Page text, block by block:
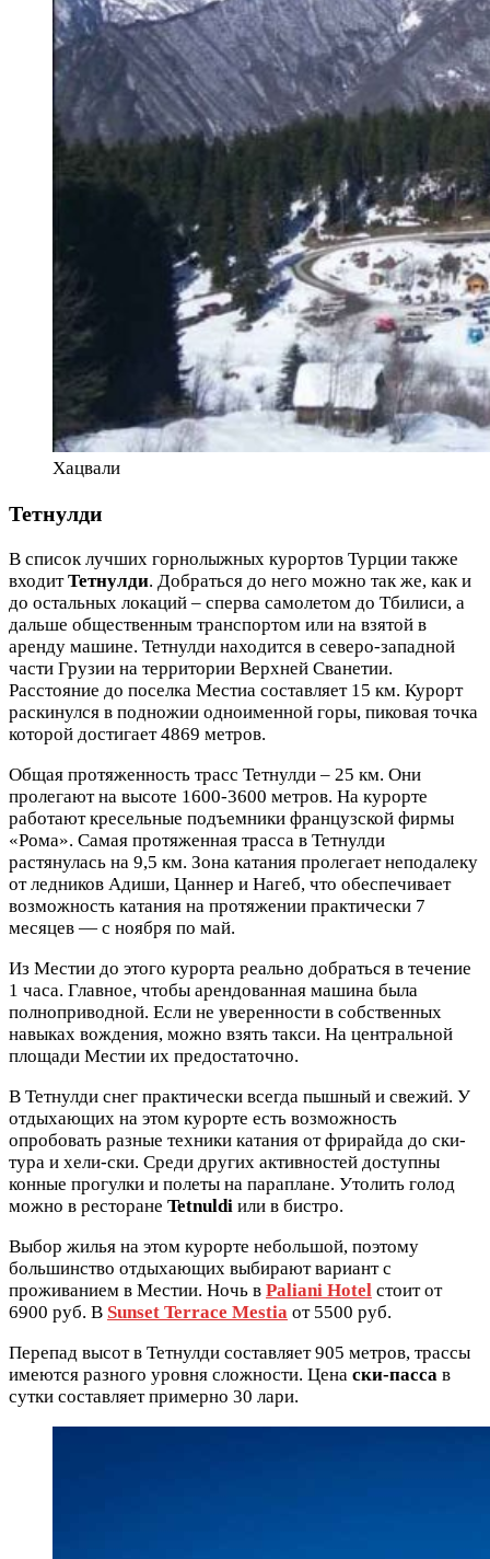
Хацвали
Тетнулди
В список лучших горнолыжных курортов Турции также
входитТетнулди. Добраться до него можно так же, как и
до остальных локаций – сперва самолетом до Тбилиси, а
дальше общественным транспортом или на взятой в
аренду машине. Тетнулди находится в северо-западной
части Грузии на территории Верхней Сванетии.
Расстояние до поселка Местиа составляет 15 км. Курорт
раскинулся в подножии одноименной горы, пиковая точка
которой достигает 4869 метров.
Общая протяженность трасс Тетнулди – 25 км. Они
пролегают на высоте 1600-3600 метров. На курорте
работают кресельные подъемники французской фирмы
«Рома». Самая протяженная трасса в Тетнулди
растянулась на 9,5 км. Зона катания пролегает неподалеку
от ледников Адиши, Цаннер и Нагеб, что обеспечивает
возможность катания на протяжении практически 7
месяцев — с ноября по май.
Из Местии до этого курорта реально добраться в течение
1 часа. Главное, чтобы арендованная машина была
полноприводной. Если не уверенности в собственных
навыках вождения, можно взять такси. На центральной
площади Местии их предостаточно.
В Тетнулди снег практически всегда пышный и свежий. У
отдыхающих на этом курорте есть возможность
опробовать разные техники катания от фрирайда до ски-
тура и хели-ски. Среди других активностей доступны
конные прогулки и полеты на параплане. Утолить голод
можно в ресторане Tetnuldi или в бистро.
Выбор жилья на этом курорте небольшой, поэтому
большинство отдыхающих выбирают вариант с
проживанием в Местии. Ночь в Paliani Hotel стоит от
6900 руб. В Sunset Terrace Mestia от 5500 руб.
Перепад высот в Тетнулди составляет 905 метров, трассы
имеются разного уровня сложности. Цена ски-пасса в
сутки составляет примерно 30 лари.